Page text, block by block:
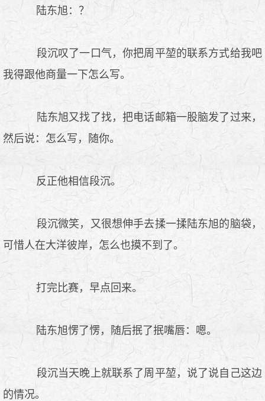
陆东旭：？
段沉叹了一口气，你把周平堃的联系方式给我吧
我得跟他商量一下怎么写。
陆东旭又找了找，把电话邮箱一股脑发了过来，
然后说：怎么写，随你。
反正他相信段沉。
段沉微笑，又很想伸手去揉一揉陆东旭的脑袋，
可惜人在大洋彼岸，怎么也摸不到了。
打完比赛，早点回来。
陆东旭愣了愣，随后抿了抿嘴唇：嗯。
段沉当天晚上就联系了周平堃，说了说自己这边
的情况。